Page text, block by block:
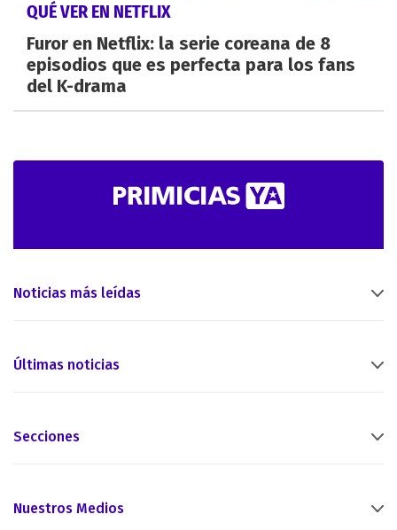
QUÉ VER EN NETFLIX
Furor en Netflix: la serie coreana de 8
episodios que es perfecta para los fans
del K-drama
Noticias más leídas
Últimas noticias
Secciones
Nuestros Medios